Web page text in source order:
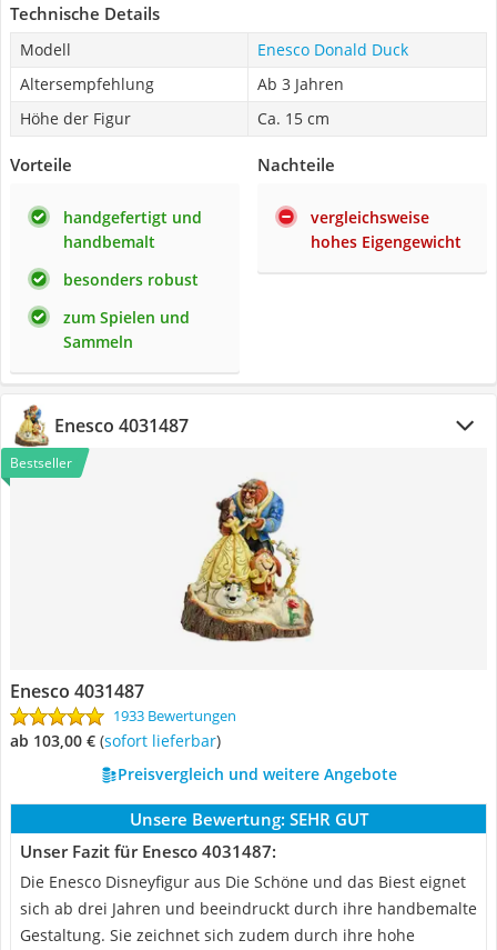
Technische Details
Modell
Enesco Donald Duck
Altersempfehlung
Ab 3 Jahren
Höhe der Figur
Ca. 15 cm
Vorteile
handgefertigt und
handbemalt
besonders robust
zum Spielen und
Sammeln
Nachteile
vergleichsweise
hohes Eigengewicht
Enesco 4031487
Bestseller
Enesco 4031487
1933 Bewertungen
ab 103,00 € ( Sofort lieferbar)
Preisvergleich und weitere Angebote
Unsere Bewertung: SEHR GUT
Unser Fazit für Enesco 4031487:
Die Enesco Disneyfigur aus Die Schöne und das Biest eignet
sich ab drei Jahren und beeindruckt durch ihre handbemalte
Gestaltung. Sie zeichnet sich zudem durch ihre hohe